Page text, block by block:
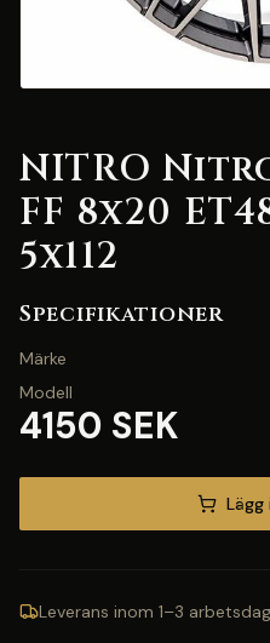
NITRO
FF 8x20
5x112
Specifikationer
Märke
Modell
4150 SEK
Lägg
Leverans inom 1–3